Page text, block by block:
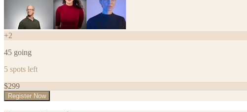
+2
45 going
5 spots left
$299
Register Now